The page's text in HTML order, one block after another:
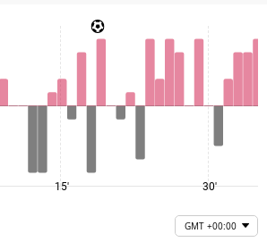
15' 30'
GMT +00:00